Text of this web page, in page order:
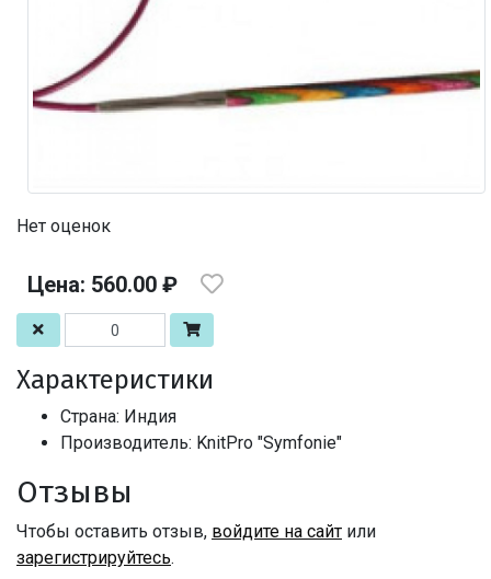
Нет оценок
Цена: 560.00 ₽
Характеристики
Страна: Индия
Производитель: KnitPro "Symfonie"
Отзывы
Чтобы оставить отзыв, войдите на сайт или
зарегистрируйтесь.